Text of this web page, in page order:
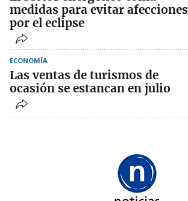
medidas para evitar afecciones
por el eclipse
ECONOMÍA
Las ventas de turismos de
ocasión se estancan en julio